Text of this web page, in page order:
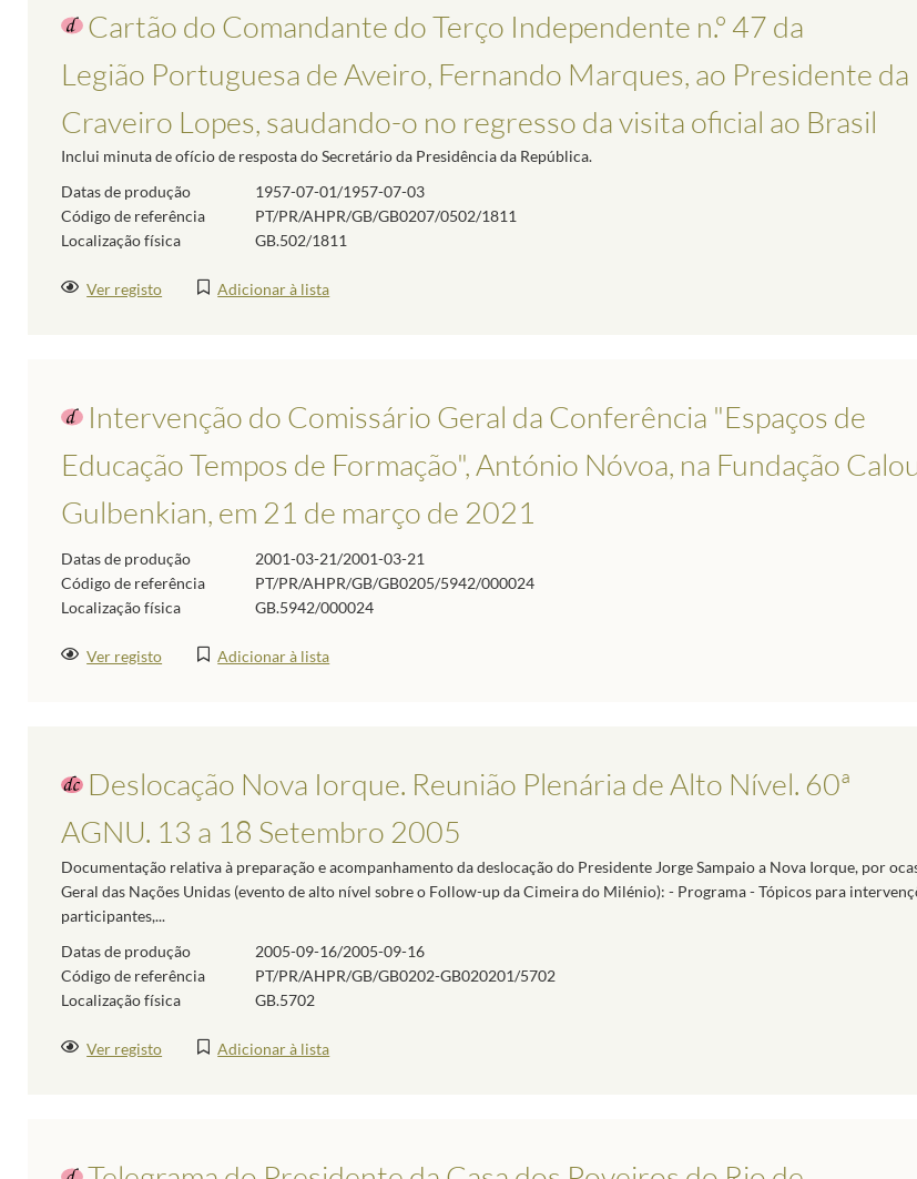
Cartão do Comandante do Terço Independente n.º 47 da
Legião Portuguesa de Aveiro, Fernando Marques, ao Presidente da
Craveiro Lopes, saudando-o no regresso da visita oficial ao Brasil
Inclui minuta de ofício de resposta do Secretário da Presidência da República.
Datas de produção
1957-07-01/1957-07-03
Código de referência
PT/PR/AHPR/GB/GB0207/0502/1811
Localização física
GB.502/1811
Ver registo Adicionar à lista
Intervenção do Comissário Geral da Conferência "Espaços de
Educação Tempos de Formação", António Nóvoa, na Fundação
Gulbenkian, em 21 de março de 2021
Datas de produção
2001-03-21/2001-03-21
Código de referência
PT/PR/AHPR/GB/GB0205/5942/000024
Localização física
GB.5942/000024
Ver registo Adicionar à lista
Deslocação Nova Iorque. Reunião Plenária de Alto Nível. 60ª
AGNU. 13 a 18 Setembro 2005
Documentação relativa à preparação e acompanhamento da deslocação do Presidente Jorge Sampaio a Nova Iorque, por
Geral das Nações Unidas (evento de alto nível sobre o Follow-up da Cimeira do Milénio): - Programa - Tópicos para
participantes,...
Datas de produção
2005-09-16/2005-09-16
Código de referência
PT/PR/AHPR/GB/GB0202-GB020201/5702
Localização física
GB.5702
Ver registo Adicionar à lista